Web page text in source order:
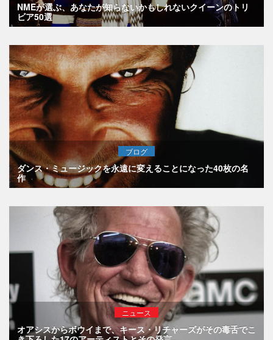
NMEが選ぶ、あなたが知らないかもしれないクイーンのトリ
ビア50選
ブログ
ダンス・ミュージックを永遠に変えることになった40枚の名
作
ニュース
オアシスからボウイまで、キース・リチャーズがその毒舌でこ